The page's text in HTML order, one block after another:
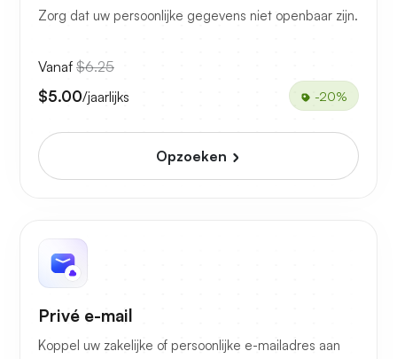
Zorg dat uw persoonlijke gegevens niet openbaar zijn.
Vanaf $6.25
$5.00/jaarlijks -20%
Opzoeken
Privé e-mail
Koppel uw zakelijke of persoonlijke e-mailadres aan